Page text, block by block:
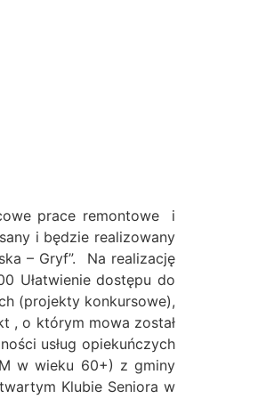
prace remontowe i
i będzie realizowany
– Gryf”. Na realizację
Ułatwienie dostępu do
(projekty konkursowe),
, o którym mowa został
usług opiekuńczych
w wieku 60+) z gminy
Klubie Seniora w